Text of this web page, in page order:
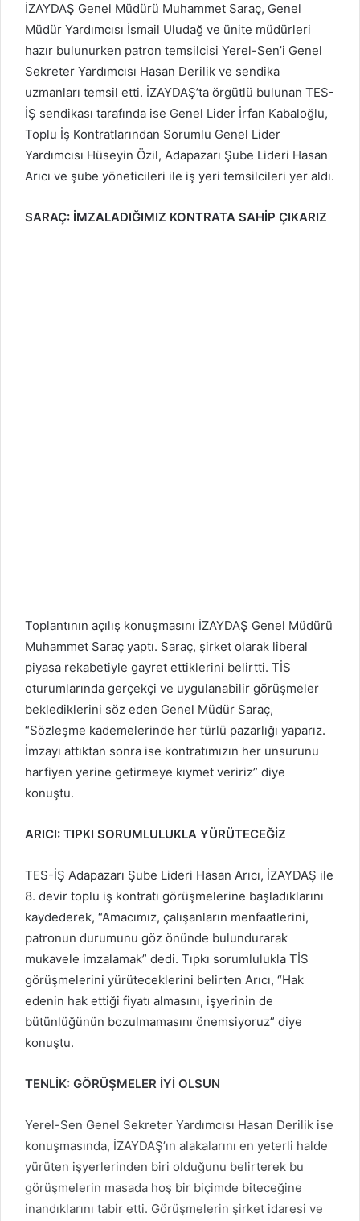
İZAYDAŞ Genel Müdürü Muhammet Saraç, Genel
Müdür Yardımcısı İsmail Uludağ ve ünite müdürleri
hazır bulunurken patron temsilcisi Yerel-Sen’i Genel
Sekreter Yardımcısı Hasan Derilik ve sendika
uzmanları temsil etti. İZAYDAŞ’ta örgütlü bulunan TES-
İŞ sendikası tarafında ise Genel Lider İrfan Kabaloğlu,
Toplu İş Kontratlarından Sorumlu Genel Lider
Yardımcısı Hüseyin Özil, Adapazarı Şube Lideri Hasan
Arıcı ve şube yöneticileri ile iş yeri temsilcileri yer aldı.
SARAÇ: İMZALADIĞIMIZ KONTRATA SAHİP ÇIKARIZ
Toplantının açılış konuşmasını İZAYDAŞ Genel Müdürü
Muhammet Saraç yaptı. Saraç, şirket olarak liberal
piyasa rekabetiyle gayret ettiklerini belirtti. TİS
oturumlarında gerçekçi ve uygulanabilir görüşmeler
beklediklerini söz eden Genel Müdür Saraç,
“Sözleşme kademelerinde her türlü pazarlığı yaparız.
İmzayı attıktan sonra ise kontratımızın her unsurunu
harfiyen yerine getirmeye kıymet veririz” diye
konuştu.
ARICI: TIPKI SORUMLULUKLA YÜRÜTECEĞİZ
TES-İŞ Adapazarı Şube Lideri Hasan Arıcı, İZAYDAŞ ile
8. devir toplu iş kontratı görüşmelerine başladıklarını
kaydederek, “Amacımız, çalışanların menfaatlerini,
patronun durumunu göz önünde bulundurarak
mukavele imzalamak” dedi. Tıpkı sorumlulukla TİS
görüşmelerini yürüteceklerini belirten Arıcı, “Hak
edenin hak ettiği fiyatı almasını, işyerinin de
bütünlüğünün bozulmamasını önemsiyoruz” diye
konuştu.
TENLİK: GÖRÜŞMELER İYİ OLSUN
Yerel-Sen Genel Sekreter Yardımcısı Hasan Derilik ise
konuşmasında, İZAYDAŞ’ın alakalarını en yeterli halde
yürüten işyerlerinden biri olduğunu belirterek bu
görüşmelerin masada hoş bir biçimde biteceğine
inandıklarını tabir etti. Görüşmelerin şirket idaresi ve